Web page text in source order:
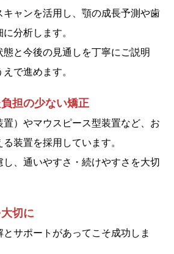
キャンを活用し、顎の成長予測や歯
分析します。
と今後の見通しを丁寧にご説明
で進めます。
担の少ない矯正
）やマウスピース型装置など、お
装置を採用しています。
、通いやすさ・続けやすさを大切
切に
サポートがあってこそ成功しま